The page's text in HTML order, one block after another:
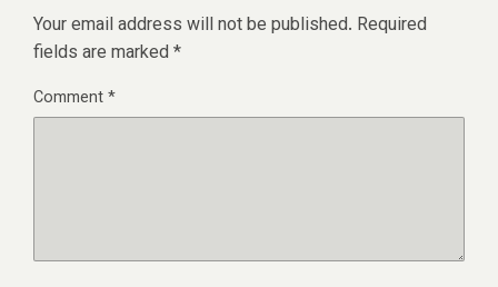
Your email address will not be published. Required
fields are marked *
Comment*